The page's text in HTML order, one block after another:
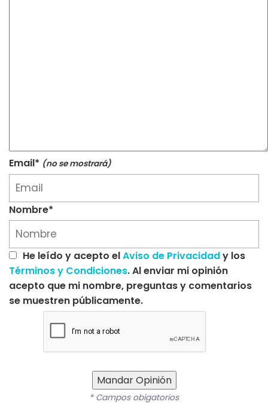
Email* (no se mostrará)
Nombre*
He leído y acepto elAviso de Privacidady los
Términos y Condiciones. Al enviar mi opinión
acepto que mi nombre, preguntas y comentarios
se muestren públicamente.
Mandar Opinión
* Campos obigatorios